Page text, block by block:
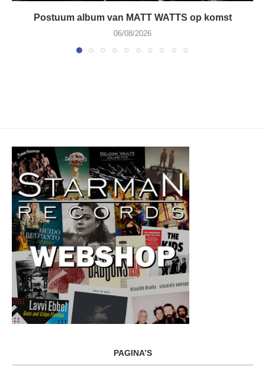
Postuum album van MATT WATTS op komst
06/08/2026
PAGINA’S